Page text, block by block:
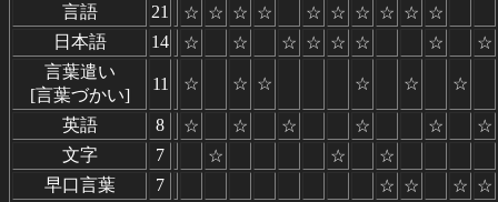
言語 21 ☆ ☆ ☆ ☆ ☆ ☆ ☆ ☆ ☆ ☆
日本語
14 ☆ ☆ ☆ ☆ ☆ ☆ ☆
☆
言葉遣い
[言葉づかい]
11 ☆ ☆ ☆ ☆ ☆ ☆
英語 8 ☆ ☆ ☆ ☆ ☆
☆
文字
7 ☆ ☆
☆
早口言葉
7 ☆ ☆ ☆ ☆